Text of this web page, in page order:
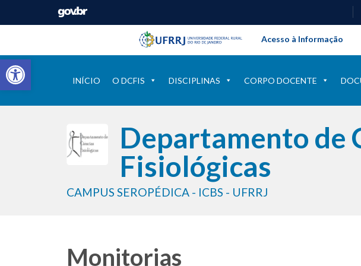
Barra de Ferramentas Aberta
Pular barra institucional
Barra institucional da
Acesso à Informação
INÍCIO O DCFIS DISCIPLINAS CORPO DOCENTE
Departamento de
Fisiológicas
CAMPUS SEROPÉDICA - ICBS - UFRRJ
Monitorias